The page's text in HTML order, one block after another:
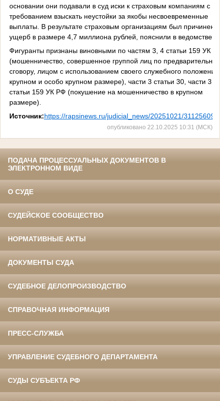
основании они подавали в суд иски к страховым компаниям с
требованием взыскать неустойки за якобы несвоевременные
выплаты. В результате страховым организациям был причинен
ущерб в размере 4,7 миллиона рублей, пояснили в ведомстве.
Фигуранты признаны виновными по частям 3, 4 статьи 159 УК
(мошенничество, совершенное группой лиц по
сговору, лицом с использованием своего служебного
крупном и особо крупном размере), части 3 статьи 30, части 3
статьи 159 УК РФ (покушение на мошенничество в крупном
размере).
Источник:https://rapsinews.ru/judicial_news/20251021/
опубликовано 22.10.2025 10:31 (МСК)
ПОДАЧА ПРОЦЕССУАЛЬНЫХ ДОКУМЕНТОВ В
ЭЛЕКТРОННОМ ВИДЕ
О СУДЕ
СУДЕЙСКОЕ СООБЩЕСТВО
НОРМАТИВНЫЕ АКТЫ
ДОКУМЕНТЫ СУДА
СУДЕБНОЕ ДЕЛОПРОИЗВОДСТВО
СПРАВОЧНАЯ ИНФОРМАЦИЯ
ПРЕСС-СЛУЖБА
УПРАВЛЕНИЕ СУДЕБНОГО ДЕПАРТАМЕНТА
СУДЫ СУБЪЕКТА РФ